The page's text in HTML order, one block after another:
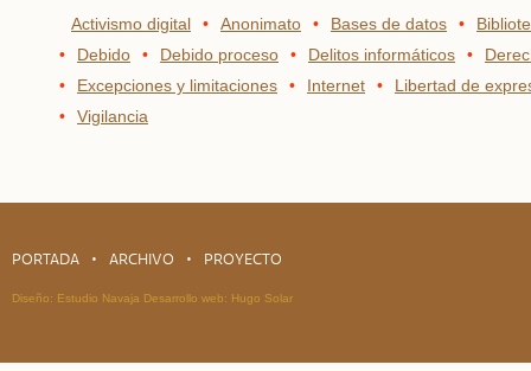
Activismo digital Anonimato Bases de datos
Debido
Debido proceso Delitos informáticos
Excepciones y limitaciones
Internet
Libertad de
Vigilancia
PORTADA ARCHIVO PROYECTO
Diseño: Estudio Navaja Desarrollo web: Hugo Solar